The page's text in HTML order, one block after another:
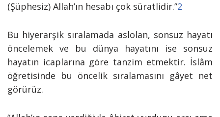
(Şüphesiz) Allah’ın hesabı çok süratlidir.”2
Bu hiyerarşik sıralamada aslolan, sonsuz hayatı
öncelemek ve bu dünya hayatını ise sonsuz
hayatın icaplarına göre tanzim etmektir. İslâm
öğretisinde bu öncelik sıralamasını gâyet net
görürüz.